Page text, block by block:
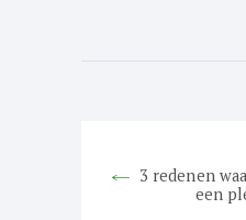
3 redenen
een